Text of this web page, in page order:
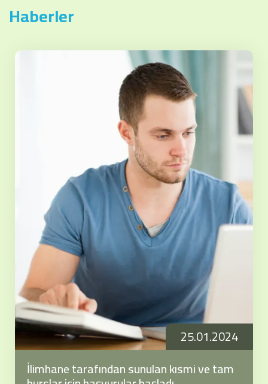
Haberler
25.01.2024
İlimhane tarafından sunulan kısmi ve tam